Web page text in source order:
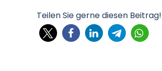
Teilen Sie gerne diesen Beitrag!